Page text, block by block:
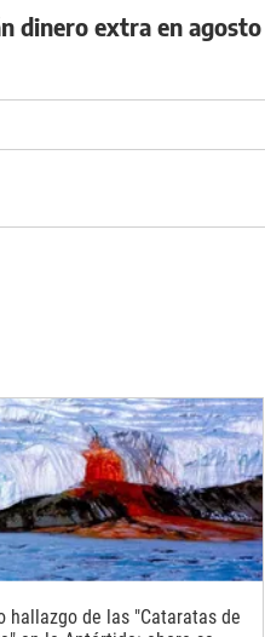
dinero extra en
hallazgo de las "Cataratas de